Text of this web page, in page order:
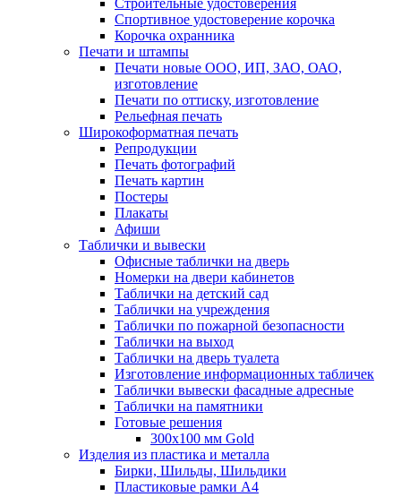
Строительные удостоверения
Спортивное удостоверение корочка
Корочка охранника
Печати и штампы
Печати новые ООО, ИП, ЗАО, ОАО,
изготовление
Печати по оттиску, изготовление
Рельефная печать
Широкоформатная печать
Репродукции
Печать фотографий
Печать картин
Постеры
Плакаты
Афиши
Таблички и вывески
Офисные таблички на дверь
Номерки на двери кабинетов
Таблички на детский сад
Таблички на учреждения
Таблички по пожарной безопасности
Таблички на выход
Таблички на дверь туалета
Изготовление информационных табличек
Таблички вывески фасадные адресные
Таблички на памятники
Готовые решения
300x100 мм Gold
Изделия из пластика и металла
Бирки, Шильды, Шильдики
Пластиковые рамки А4